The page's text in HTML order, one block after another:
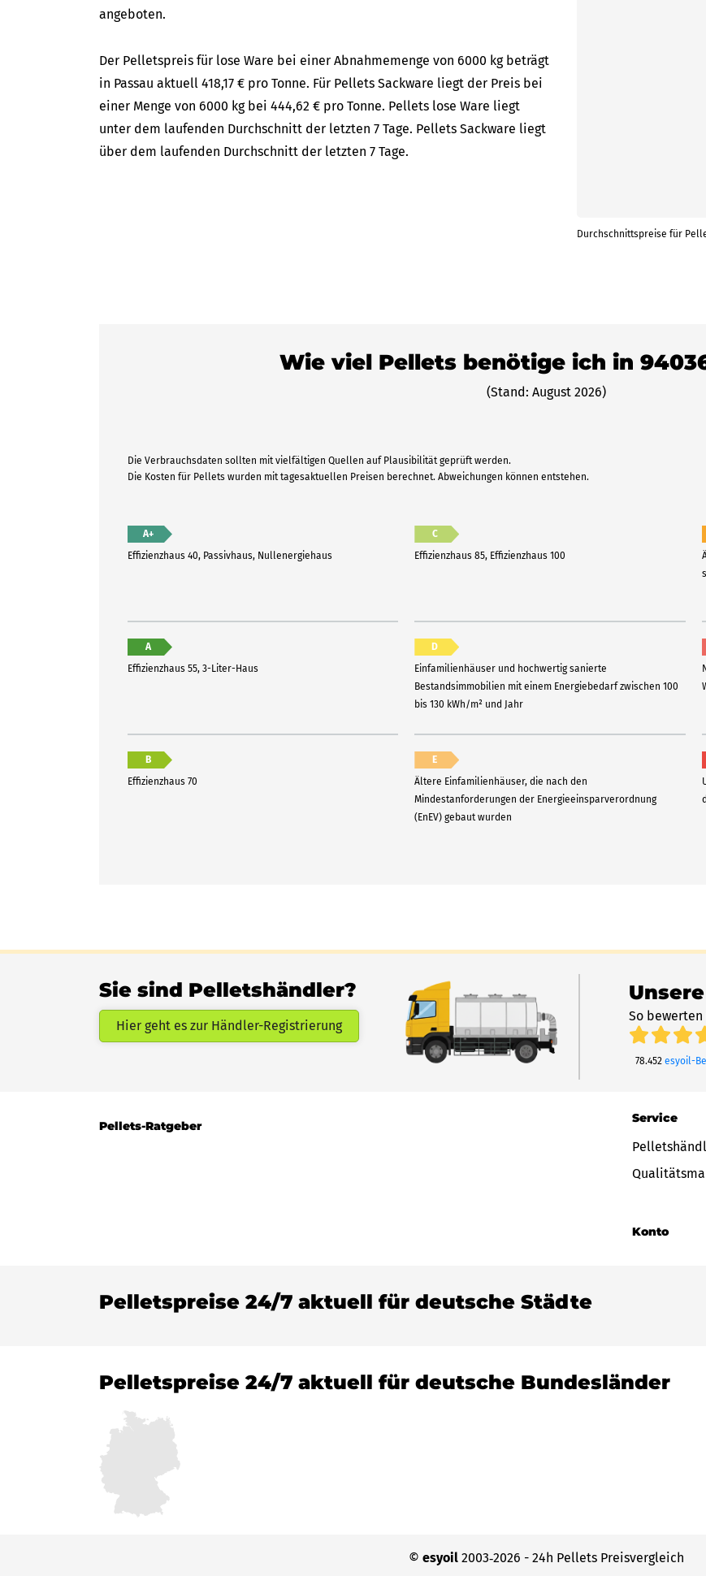
angeboten.
Der Pelletspreis für lose Ware bei einer Abnahmemenge von 6000 kg beträgt
in Passau aktuell 418,17 € pro Tonne. Für Pellets Sackware liegt der Preis bei
einer Menge von 6000 kg bei 444,62 € pro Tonne. Pellets lose Ware liegt
unter dem laufenden Durchschnitt der letzten 7 Tage. Pellets Sackware liegt
über dem laufenden Durchschnitt der letzten 7 Tage.
Durchschnittspreise für
Wie viel Pellets benötige ich in
(Stand: August 2026)
Die Verbrauchsdaten sollten mit vielfältigen Quellen auf Plausibilität geprüft werden.
Die Kosten für Pellets wurden mit tagesaktuellen Preisen berechnet. Abweichungen können entstehen.
A+
Effizienzhaus 40, Passivhaus, Nullenergiehaus
A
Effizienzhaus 55, 3-Liter-Haus
B
Effizienzhaus 70
C
Effizienzhaus 85, Effizienzhaus 100
D
Einfamilienhäuser und hochwertig sanierte
Bestandsimmobilien mit einem Energiebedarf zwischen 100
bis 130 kWh/m² und Jahr
E
Ältere Einfamilienhäuser, die nach den
Mindestanforderungen der Energieeinsparverordnung
(EnEV) gebaut wurden
Sie sind Pelletshändler?
Hier geht es zur Händler-Registrierung
So bewerten
78.452 esyoil-
Pellets-Ratgeber
Service
Konto
Pelletspreise 24/7 aktuell für deutsche Städte
Pelletspreise 24/7 aktuell für deutsche Bundesländer
© esyoil2003‐2026 - 24h Pellets Preisvergleich